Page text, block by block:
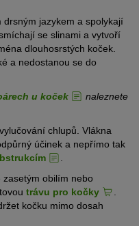
drsným jazykem a spolykají
se slinami a vytvoří
dlouhosrstých koček.
a nedostanou se do
u koček
naleznete
chlupů. Vlákna
účinek a nepřímo tak
.
obilím nebo
trávu pro kočky
.
kočku mimo dosah